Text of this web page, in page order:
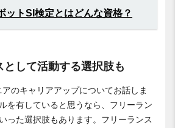
ットSI検定とはどんな資格？
として活動する選択肢も
のキャリアアップについてお話しま
を有していると思うなら、フリーラン
った選択肢もあります。フリーランス